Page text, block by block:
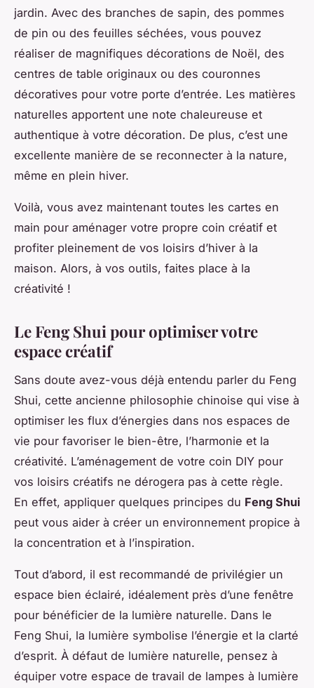
jardin. Avec des branches de sapin, des pommes
de pin ou des feuilles séchées, vous pouvez
réaliser de magnifiques décorations de Noël, des
centres de table originaux ou des couronnes
décoratives pour votre porte d’entrée. Les matières
naturelles apportent une note chaleureuse et
authentique à votre décoration. De plus, c’est une
excellente manière de se reconnecter à la nature,
même en plein hiver.
Voilà, vous avez maintenant toutes les cartes en
main pour aménager votre propre coin créatif et
profiter pleinement de vos loisirs d’hiver à la
maison. Alors, à vos outils, faites place à la
créativité !
Le Feng Shui pour optimiser votre
espace créatif
Sans doute avez-vous déjà entendu parler du Feng
Shui, cette ancienne philosophie chinoise qui vise à
optimiser les flux d’énergies dans nos espaces de
vie pour favoriser le bien-être, l’harmonie et la
créativité. L’aménagement de votre coin DIY pour
vos loisirs créatifs ne dérogera pas à cette règle.
En effet, appliquer quelques principes du Feng Shui
peut vous aider à créer un environnement propice à
la concentration et à l’inspiration.
Tout d’abord, il est recommandé de privilégier un
espace bien éclairé, idéalement près d’une fenêtre
pour bénéficier de la lumière naturelle. Dans le
Feng Shui, la lumière symbolise l’énergie et la clarté
d’esprit. À défaut de lumière naturelle, pensez à
équiper votre espace de travail de lampes à lumière